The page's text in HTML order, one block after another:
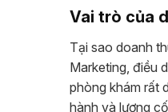
Vai trò của
Tại sao doanh
Marketing, điều
phòng khám rất
hành và lương